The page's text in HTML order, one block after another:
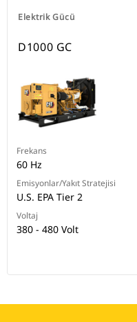
Elektrik Gücü
D1000 GC
Frekans
60 Hz
Emisyonlar/Yakıt Stratejisi
U.S. EPA Tier 2
Voltaj
380 - 480 Volt